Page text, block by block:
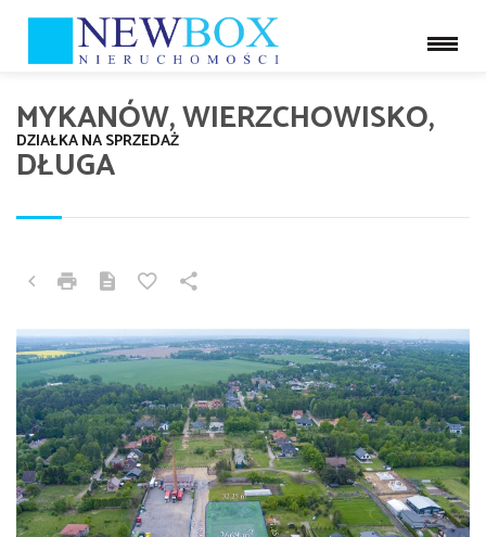
MYKANÓW, WIERZCHOWISKO,
DŁUGA
DZIAŁKA NA SPRZEDAŻ